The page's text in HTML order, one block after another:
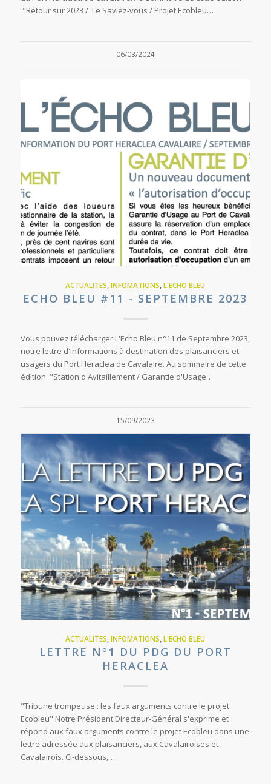
"Retour sur 2023 / Le Saviez-vous / Projet Ecobleu…
06/03/2024
ACTUALITES ,INFOMATIONS ,L'ECHO BLEU
ECHO BLEU #11 - SEPTEMBRE 2023
Vous pouvez télécharger L'Echo Bleu n°11 de Septembre 2023,
notre lettre d'informations à destination des plaisanciers et
usagers du Port Heraclea de Cavalaire. Au sommaire de cette
édition "Station d'Avitaillement / Garantie d'Usage…
15/09/2023
ACTUALITES,INFOMATIONS,L'ECHO BLEU
LETTRE N°1 DU PDG DU PORT
HERACLEA
"Tribune trompeuse : les faux arguments contre le projet
Ecobleu" Notre Président Directeur-Général s'exprime et
répond aux faux arguments contre le projet Ecobleu dans une
lettre adressée aux plaisanciers, aux Cavalairoises et
Cavalairois. Ci-dessous,…